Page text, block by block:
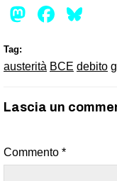
Tag:
austerità BCE debito
Lascia un
Commento *